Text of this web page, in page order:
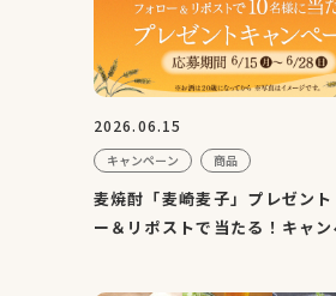
2026.06.15
キャンペーン 商品
麦焼酎「麦崎麦子」プレゼント
ー＆リポストで当たる！キャン